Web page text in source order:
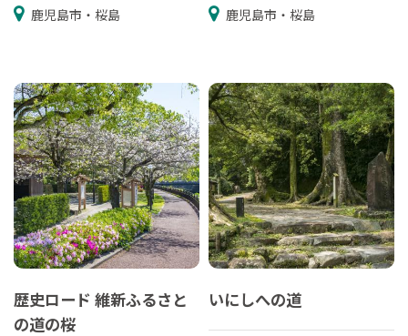
鹿児島市・桜島 鹿児島市・桜島
歴史ロード 維新ふるさと
の道の桜
いにしへの道